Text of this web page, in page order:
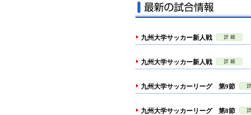
九州大学サッカー新人戦
九州大学サッカー新人戦
九州大学サッカーリーグ 第9節
九州大学サッカーリーグ 第8節